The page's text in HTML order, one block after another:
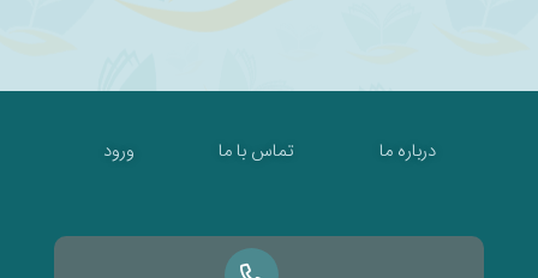
درباره ما تماس با ما ورود